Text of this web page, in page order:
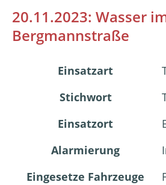
20.11.2023: Wasser
Bergmannstraße
Einsatzart
Stichwort
Einsatzort
Alarmierung
Eingesetze Fahrzeuge